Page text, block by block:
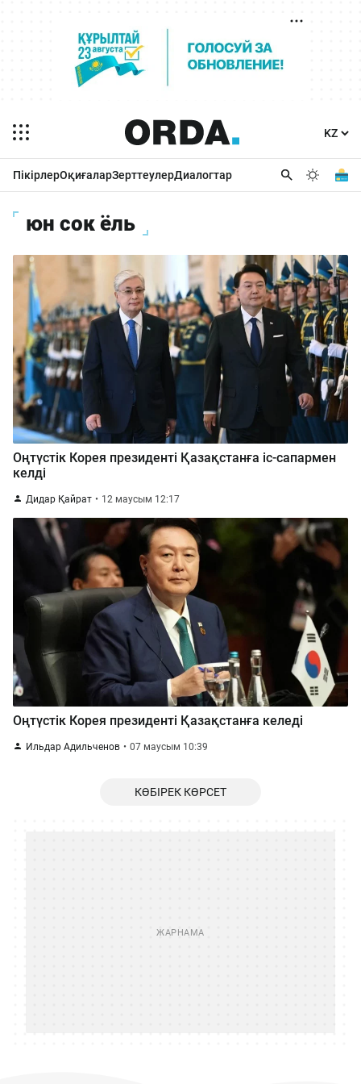
ПікірлерОқиғаларЗерттеулерДиалогтар
юн сок ёль
Оңтүстік Корея президенті Қазақстанға іс-сапармен
келді
Дидар Қайрат 12 маусым 12:17
Оңтүстік Корея президенті Қазақстанға келеді
Ильдар Адильченов 07 маусым 10:39
КӨБІРЕК КӨРСЕТ